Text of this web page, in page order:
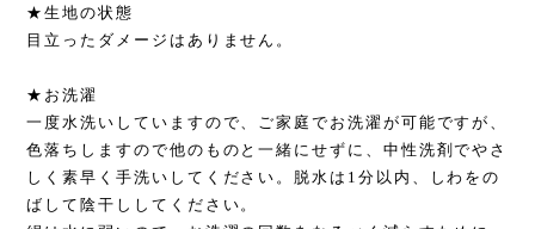
★生地の状態
目立ったダメージはありません。
★お洗濯
一度水洗いしていますので、ご家庭でお洗濯が可能ですが、
色落ちしますので他のものと一緒にせずに、中性洗剤でやさ
しく素早く手洗いしてください。脱水は1分以内、しわをの
ばして陰干ししてください。